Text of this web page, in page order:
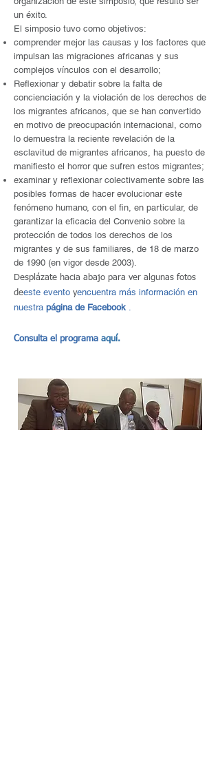
un éxito.
El simposio tuvo como objetivos:
comprender mejor las causas y los factores que
impulsan las migraciones africanas y sus
complejos vínculos con el desarrollo;
Reflexionar y debatir sobre la falta de
concienciación y la violación de los derechos de
los migrantes africanos, que se han convertido
en motivo de preocupación internacional, como
lo demuestra la reciente revelación de la
esclavitud de migrantes africanos, ha puesto de
manifiesto el horror que sufren estos migrantes;
examinar y reflexionar colectivamente sobre las
posibles formas de hacer evolucionar este
fenómeno humano, con el fin, en particular, de
garantizar la eficacia del Convenio sobre la
protección de todos los derechos de los
migrantes y de sus familiares, de 18 de marzo
de 1990 (en vigor desde 2003).
Desplázate hacia abajo para ver algunas fotos
deeste evento yencuentra más información en
nuestra página de Facebook .
Consulta el programa aquí.